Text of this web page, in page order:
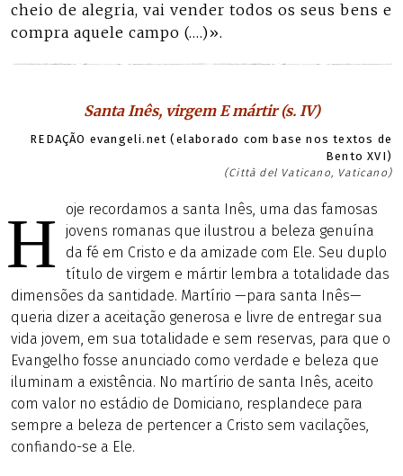
cheio de alegria, vai vender todos os seus bens e
compra aquele campo (….)».
Santa Inês, virgem E mártir (s. IV)
REDAÇÃO evangeli.net (elaborado com base nos textos de
Bento XVI)
(Città del Vaticano, Vaticano)
H
oje recordamos a santa Inês, uma das famosas
jovens romanas que ilustrou a beleza genuína
da fé em Cristo e da amizade com Ele. Seu duplo
título de virgem e mártir lembra a totalidade das
dimensões da santidade. Martírio —para santa Inês—
queria dizer a aceitação generosa e livre de entregar sua
vida jovem, em sua totalidade e sem reservas, para que o
Evangelho fosse anunciado como verdade e beleza que
iluminam a existência. No martírio de santa Inês, aceito
com valor no estádio de Domiciano, resplandece para
sempre a beleza de pertencer a Cristo sem vacilações,
confiando-se a Ele.